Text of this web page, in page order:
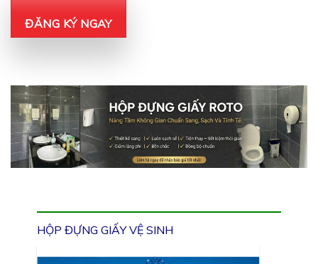
ĐĂNG KÝ NGAY
HỘP ĐỰNG GIẤY VỆ SINH